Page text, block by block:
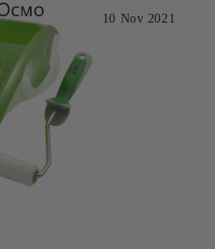
10 Nov 2021